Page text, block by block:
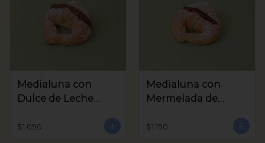
Medialuna con
Dulce de Leche
$1.090
Medialuna con
Mermelada de
$1.190